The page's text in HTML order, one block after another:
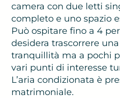
camera con due letti
completo e uno spazio
Può ospitare fino a 4
desidera trascorrere
tranquillità ma a pochi
vari punti di interesse
L’aria condizionata è
matrimoniale.